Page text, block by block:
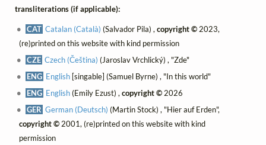
transliterations (if applicable):
CAT Catalan (Català) (Salvador Pila) ,copyright © 2023,
(re)printed on this website with kind permission
CZE Czech (Čeština) (Jaroslav Vrchlický) , "Zde"
ENG English [singable] (Samuel Byrne) , "In this world"
ENG English(Emily Ezust) ,copyright © 2026
GER German (Deutsch) (Martin Stock) , "Hier auf Erden",
copyright ©2001, (re)printed on this website with kind
permission